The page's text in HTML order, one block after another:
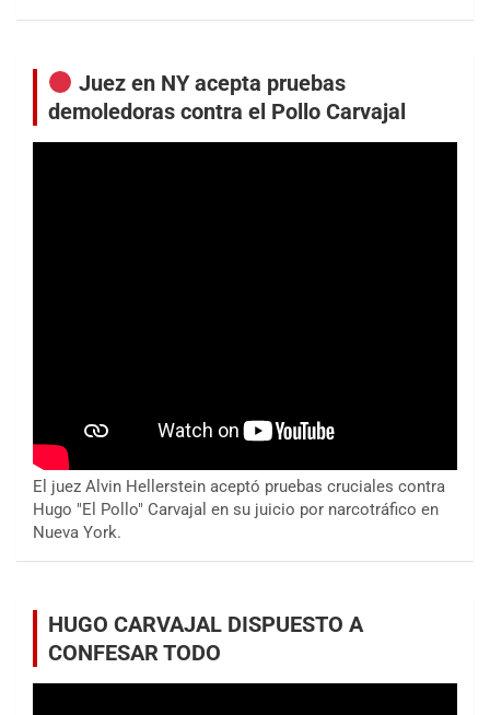
Juez en NY acepta pruebas
demoledoras contra el Pollo Carvajal
El juez Alvin Hellerstein aceptó pruebas cruciales contra
Hugo "El Pollo" Carvajal en su juicio por narcotráfico en
Nueva York.
HUGO CARVAJAL DISPUESTO A
CONFESAR TODO